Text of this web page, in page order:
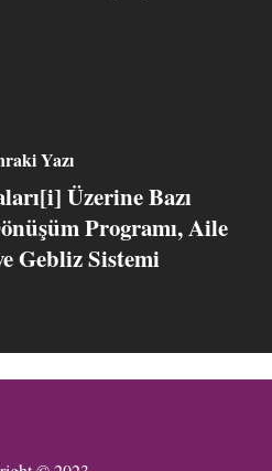
Yazı
Üzerine Bazı
Programı, Aile
Gebliz Sistemi